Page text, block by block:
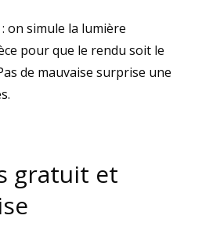
: on simule la lumière
pour que le rendu soit le
de mauvaise surprise une
gratuit et